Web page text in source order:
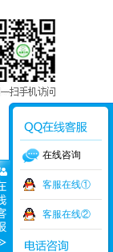
在线咨询
客服在线①
客服在线②